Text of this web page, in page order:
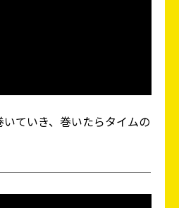
ていき、巻いたらタイムの